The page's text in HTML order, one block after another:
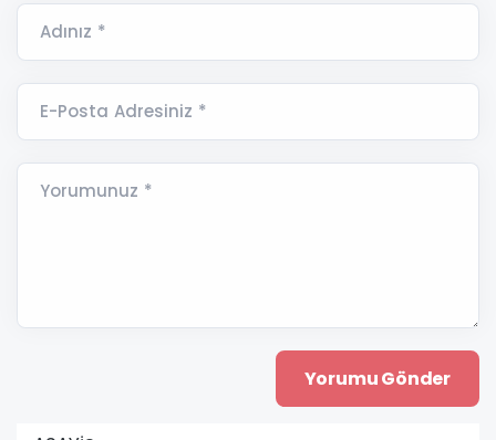
Adınız *
E-Posta Adresiniz *
Yorumunuz *